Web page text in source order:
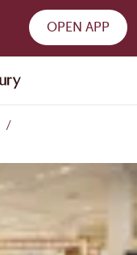
OPEN APP
/